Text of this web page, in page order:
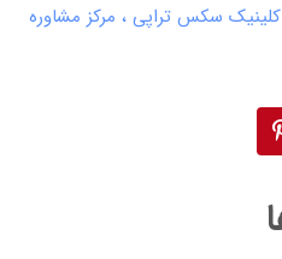
کلینیک سکس تراپی
مرکز مشاوره